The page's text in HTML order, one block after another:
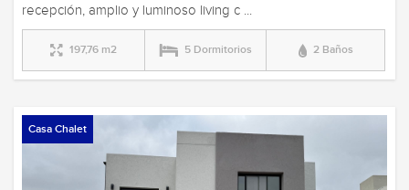
recepción, amplio y luminoso living c ...
197,76 m2 5 Dormitorios 2 Baños
Casa Chalet